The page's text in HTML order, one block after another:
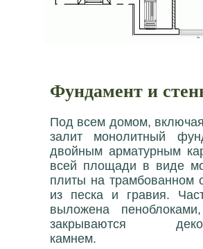
Фундамент и
Под всем домом,
залит монолитный
двойным арматурным
всей площади в виде
плиты на трамбованном
из песка и гравия.
выложена
закрываются
камнем.